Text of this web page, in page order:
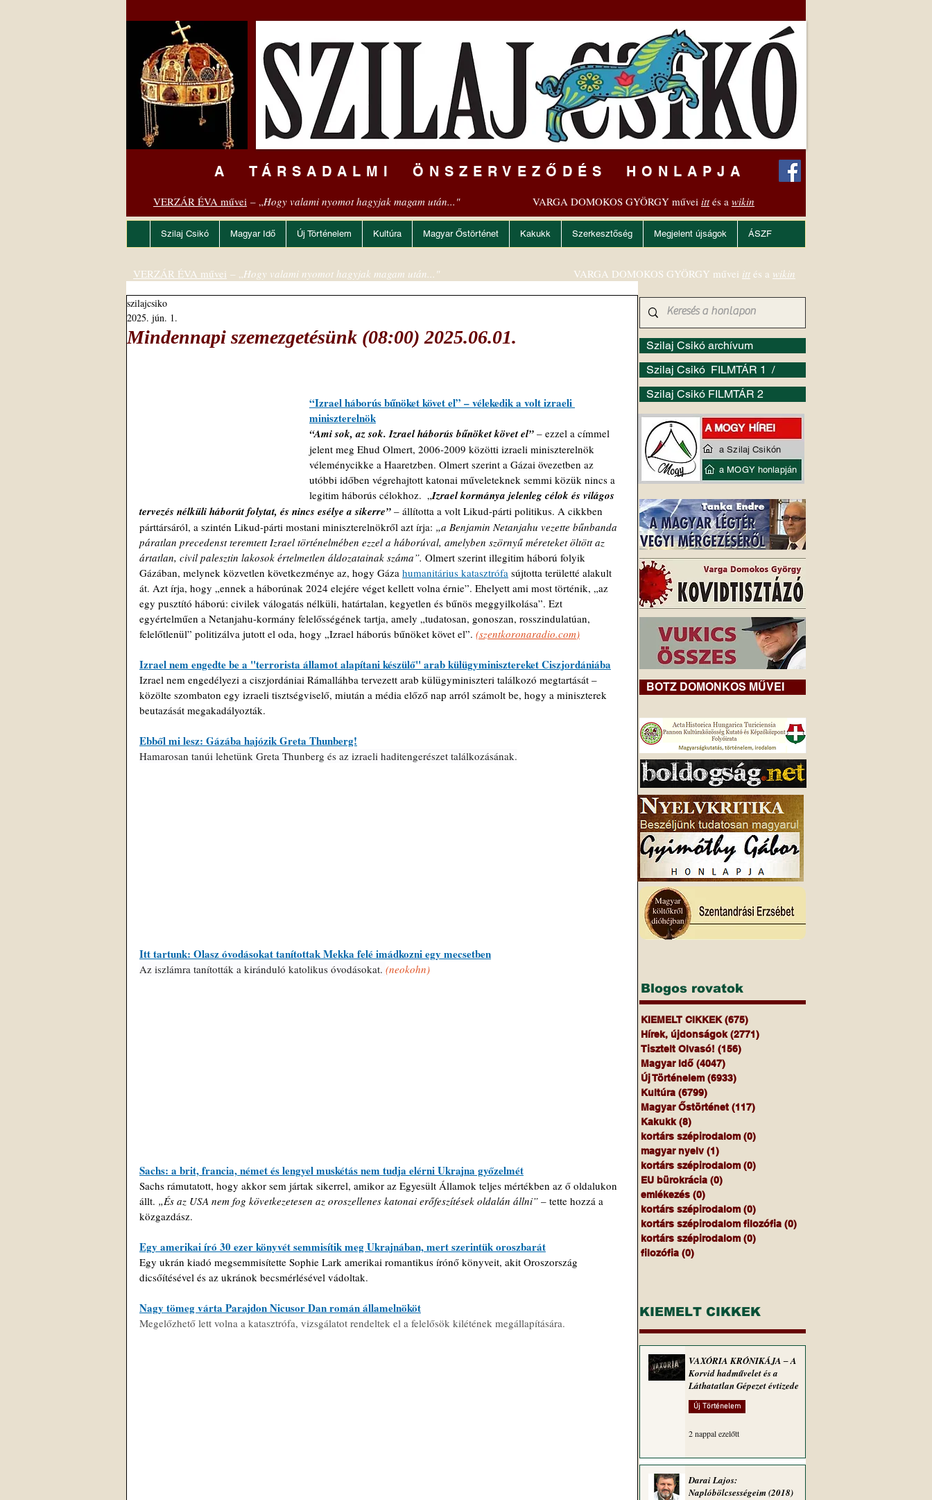
A TÁRSADALMI ÖNSZERVEZŐDÉS HONLAPJA
VERZÁR ÉVA művei – „Hogy valami nyomot hagyjak magam után..." VARGA DOMOKOS GYÖRGY művei ittés a wikin
Szilaj Csikó Magyar Idő Új Történelem Kultúra Magyar Őstörténet Kakukk Szerkesztőség Megjelent újságok ÁSZF
Mindennapi szemezgetésünk (08:00) 2025.06.01.
szilajcsiko
2025. jún. 1.
“Izrael háborús bűnöket követ el” – vélekedik a volt izraeli
miniszterelnök
“Ami sok, az sok. Izrael háborús bűnöket követ el” – ezzel a címmel
jelent meg Ehud Olmert, 2006-2009 közötti izraeli miniszterelnök
véleménycikke a Haaretzben. Olmert szerint a Gázai övezetben az
utóbbi időben végrehajtott katonai műveleteknek semmi közük nincs a
legitim háborús célokhoz.  „Izrael kormánya jelenleg célok és világos
tervezés nélküli háborút folytat, és nincs esélye a sikerre” – állította a volt Likud-párti politikus. A cikkben
párttársáról, a szintén Likud-párti mostani miniszterelnökről azt írja: „a Benjamin Netanjahu vezette bűnbanda
páratlan precedenst teremtett Izrael történelmében ezzel a háborúval, amelyben szörnyű méreteket öltött az
ártatlan, civil palesztin lakosok értelmetlen áldozatainak száma”. Olmert szerint illegitim háború folyik
Gázában, melynek közvetlen következménye az, hogy Gáza humanitárius katasztrófa sújtotta területté alakult
át. Azt írja, hogy „ennek a háborúnak 2024 elejére véget kellett volna érnie”. Ehelyett ami most történik, „az
egy pusztító háború: civilek válogatás nélküli, határtalan, kegyetlen és bűnös meggyilkolása”. Ezt
egyértelműen a Netanjahu-kormány felelősségének tartja, amely „tudatosan, gonoszan, rosszindulatúan,
felelőtlenül” politizálva jutott el oda, hogy „Izrael háborús bűnöket követ el”. (szentkoronaradio.com)
Izrael nem engedte be a "terrorista államot alapítani készülő" arab külügyminisztereket Ciszjordániába
Izrael nem engedélyezi a ciszjordániai Rámalláhba tervezett arab külügyminiszteri találkozó megtartását –
közölte szombaton egy izraeli tisztségviselő, miután a média előző nap arról számolt be, hogy a miniszterek
beutazását megakadályozták.
Ebből mi lesz: Gázába hajózik Greta Thunberg!
Hamarosan tanúi lehetünk Greta Thunberg és az izraeli haditengerészet találkozásának.
Itt tartunk: Olasz óvodásokat tanítottak Mekka felé imádkozni egy mecsetben
Az iszlámra tanították a kiránduló katolikus óvodásokat. (neokohn)
Sachs: a brit, francia, német és lengyel muskétás nem tudja elérni Ukrajna győzelmét
Sachs rámutatott, hogy akkor sem jártak sikerrel, amikor az Egyesült Államok teljes mértékben az ő oldalukon
állt. „És az USA nem fog következetesen az oroszellenes katonai erőfeszítések oldalán állni” – tette hozzá a
közgazdász.
Egy amerikai író 30 ezer könyvét semmisítik meg Ukrajnában, mert szerintük oroszbarát
Egy ukrán kiadó megsemmisítette Sophie Lark amerikai romantikus írónő könyveit, akit Oroszország
dicsőítésével és az ukránok becsmérlésével vádoltak.
Nagy tömeg várta Parajdon Nicusor Dan román államelnököt
Megelőzhető lett volna a katasztrófa, vizsgálatot rendeltek el a felelősök kilétének megállapítására.
Szilaj Csikó archívum
Szilaj Csikó FILMTÁR 1 /
Szilaj Csikó FILMTÁR 2
VERZÁR ÉVA művei – „Hogy valami nyomot hagyjak magam után..." VARGA DOMOKOS GYÖRGY művei itt és a wikin
BOTZ DOMONKOS MŰVEI
Blogos rovatok
KIEMELT CIKKEK (675)
Hírek, újdonságok (2771)
Tisztelt Olvasó! (156)
Magyar Idő (4047)
Új Történelem (6933)
Kultúra (6799)
Magyar Őstörténet (117)
Kakukk (8)
kortárs szépirodalom (0)
magyar nyelv (1)
kortárs szépirodalom (0)
EU bürokrácia (0)
emlékezés (0)
kortárs szépirodalom (0)
kortárs szépirodalom filozófia (0)
kortárs szépirodalom (0)
filozófia (0)
KIEMELT CIKKEK
VAXÓRIA KRÓNIKÁJA ‒ A
Korvid hadművelet és a
Láthatatlan Gépezet évtizede
Új Történelem
2 nappal ezelőtt
Darai Lajos:
Naplóbölcsességeim (2018)
a Szilaj Csikón
a MOGY honlapján